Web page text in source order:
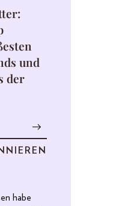
und
der
habe